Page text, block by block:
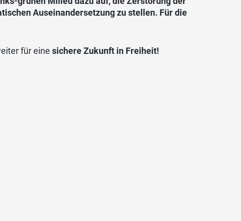
Auseinandersetzung zu stellen. Für die
für einesichere Zukunft in Freiheit!